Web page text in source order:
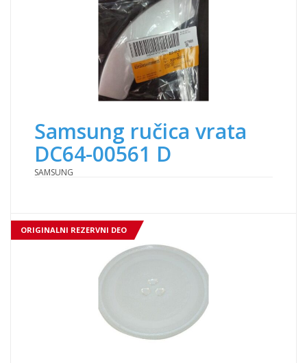
Samsung ručica vrata
DC64-00561 D
SAMSUNG
ORIGINALNI REZERVNI DEO